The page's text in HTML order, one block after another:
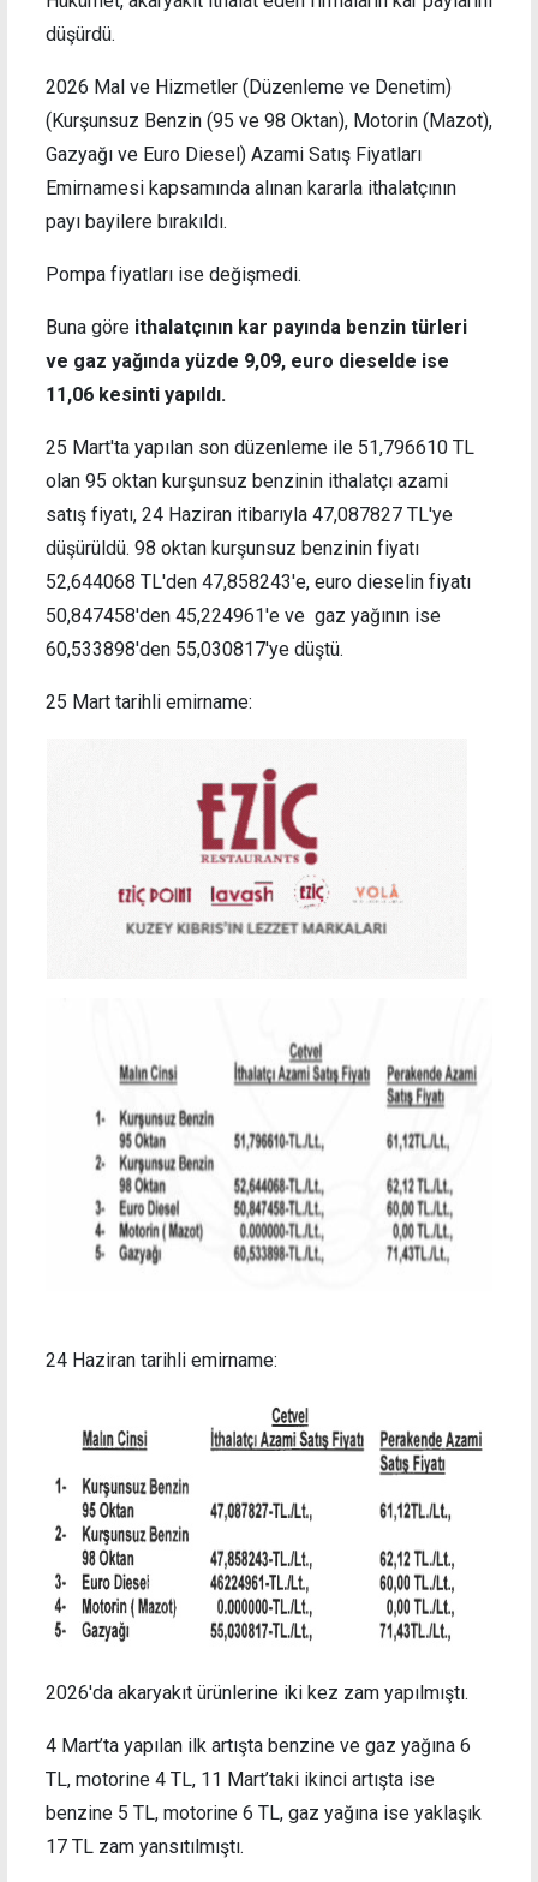
düşürdü.
2026 Mal ve Hizmetler (Düzenleme ve Denetim)
(Kurşunsuz Benzin (95 ve 98 Oktan), Motorin (Mazot),
Gazyağı ve Euro Diesel) Azami Satış Fiyatları
Emirnamesi kapsamında alınan kararla ithalatçının
payı bayilere bırakıldı.
Pompa fiyatları ise değişmedi.
Buna göre ithalatçının kar payında benzin türleri
ve gaz yağında yüzde 9,09, euro dieselde ise
11,06 kesinti yapıldı.
25 Mart'ta yapılan son düzenleme ile 51,796610 TL
olan 95 oktan kurşunsuz benzinin ithalatçı azami
satış fiyatı, 24 Haziran itibarıyla 47,087827 TL'ye
düşürüldü. 98 oktan kurşunsuz benzinin fiyatı
52,644068 TL'den 47,858243'e, euro dieselin fiyatı
50,847458'den 45,224961'e ve gaz yağının ise
60,533898'den 55,030817'ye düştü.
25 Mart tarihli emirname:
24 Haziran tarihli emirname:
2026'da akaryakıt ürünlerine iki kez zam yapılmıştı.
4 Mart’ta yapılan ilk artışta benzine ve gaz yağına 6
TL, motorine 4 TL, 11 Mart’taki ikinci artışta ise
benzine 5 TL, motorine 6 TL, gaz yağına ise yaklaşık
17 TL zam yansıtılmıştı.